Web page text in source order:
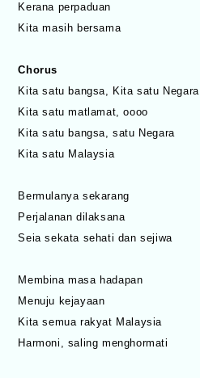
Kerana perpaduan
Kita masih bersama
Chorus
Kita satu bangsa, Kita satu Negara
Kita satu matlamat, oooo
Kita satu bangsa, satu Negara
Kita satu Malaysia
Bermulanya sekarang
Perjalanan dilaksana
Seia sekata sehati dan sejiwa
Membina masa hadapan
Menuju kejayaan
Kita semua rakyat Malaysia
Harmoni, saling menghormati